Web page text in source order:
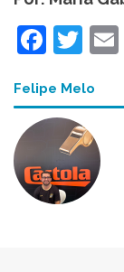
Felipe Melo